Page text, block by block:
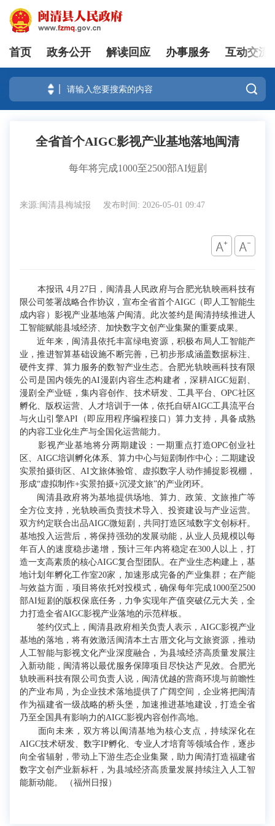
登录
首页 政务公开 解读回应 办事服务 互动交流

全省首个AIGC影视产业基地落地闽清
每年将完成1000至2500部AI短剧
来源:闽清县梅城报 发布时间: 2026-05-01 09:47
本报讯 4月27日，闽清县人民政府与合肥光轨映画科技有
限公司签署战略合作协议，宣布全省首个AIGC（即人工智能生
成内容）影视产业基地落户闽清。此次签约是闽清持续推进人
工智能赋能县域经济、加快数字文创产业集聚的重要成果。
近年来，闽清县依托丰富绿电资源，积极布局人工智能产
业，推进智算基础设施不断完善，已初步形成涵盖数据标注、
硬件支撑、算力服务的数智产业生态。合肥光轨映画科技有限
公司是国内领先的AI漫剧内容生态构建者，深耕AIGC短剧、
漫剧全产业链，集内容创作、技术研发、工具平台、OPC社区
孵化、版权运营、人才培训于一体，依托自研AIGC工具流平台
与火山引擎API（即应用程序编程接口）算力支持，具备成熟
的内容工业化生产与全国化运营能力。
影视产业基地将分两期建设：一期重点打造OPC创业社
区、AIGC培训孵化体系、算力中心与短剧制作中心；二期建设
实景拍摄街区、AI文旅体验馆、虚拟数字人动作捕捉影视棚，
形成“虚拟制作+实景拍摄+沉浸文旅”的产业闭环。
闽清县政府将为基地提供场地、算力、政策、文旅推广等
全方位支持，光轨映画负责技术导入、投资建设与产业运营。
双方约定联合出品AIGC微短剧，共同打造区域数字文创标杆。
基地投入运营后，将保持强劲的发展动能，从业人员规模以每
年百人的速度稳步递增，预计三年内将稳定在300人以上，打
造一支高素质的核心AIGC复合型团队。在产业生态构建上，基
地计划年孵化工作室20家，加速形成完备的产业集群；在产能
与效益方面，项目将依托对投模式，确保每年完成1000至2500
部AI短剧的版权保底任务，力争实现年产值突破亿元大关，全
力打造全省AIGC影视产业落地的示范样板。
签约仪式上，闽清县政府相关负责人表示，AIGC影视产业
基地的落地，将有效激活闽清本土古厝文化与文旅资源，推动
人工智能与影视文化产业深度融合，为县域经济高质量发展注
入新动能，闽清将以最优服务保障项目尽快达产见效。合肥光
轨映画科技有限公司负责人说，闽清优越的营商环境与前瞻性
的产业布局，为企业技术落地提供了广阔空间，企业将把闽清
作为福建省一级战略的桥头堡，加速推进基地建设，打造全省
乃至全国具有影响力的AIGC影视内容创作高地。
面向未来，双方将以闽清基地为核心支点，持续深化在
AIGC技术研发、数字IP孵化、专业人才培育等领域合作，逐步
向全省辐射，带动上下游生态企业集聚，助力闽清打造福建省
数字文创产业新标杆，为县域经济高质量发展持续注入人工智
能新动能。 （福州日报）